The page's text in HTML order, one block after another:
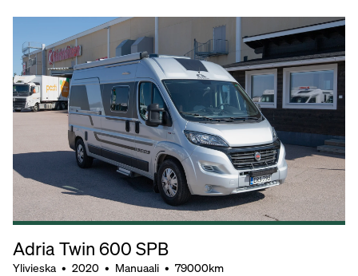
Adria Twin 600 SPB
Ylivieska • 2020 • Manuaali • 79000km